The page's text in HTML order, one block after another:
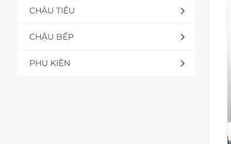
CHẬU TIỂU
CHẬU BẾP
PHỤ KIỆN